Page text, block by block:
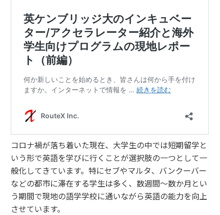
コロナ禍が落ち着いた現在、大学生の中では短期留学と
いう形で英語を学びに行くことが選択肢の一つとして一
般化してきています。特にセブやマルタ、バンクーバー
などの都市に滞在する学生は多く、数週間～数か月とい
う期間で現地の語学学校に通いながら英語の能力を向上
させています。